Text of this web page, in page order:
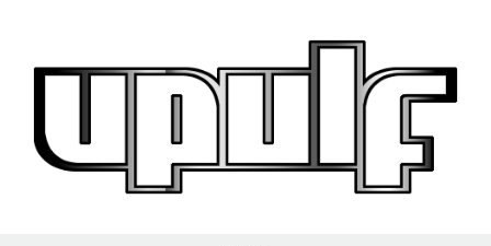
content